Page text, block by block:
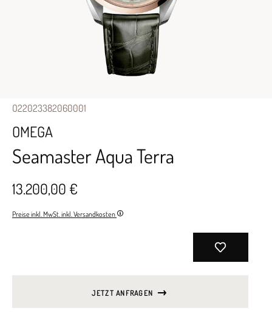
O22023382060001
OMEGA
Seamaster Aqua Terra
13.200,00 €
Preise inkl. MwSt. inkl. Versandkosten
JETZT ANFRAGEN